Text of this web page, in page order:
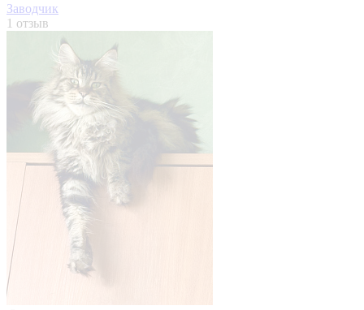
Заводчик
1 отзыв